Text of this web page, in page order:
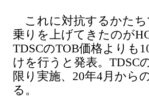
これに対抗するかたち
乗りを上げてきたのが
TDSCのTOB価格よりも
けを行うと発表。TDSC
限り実施、20年4月から
る。